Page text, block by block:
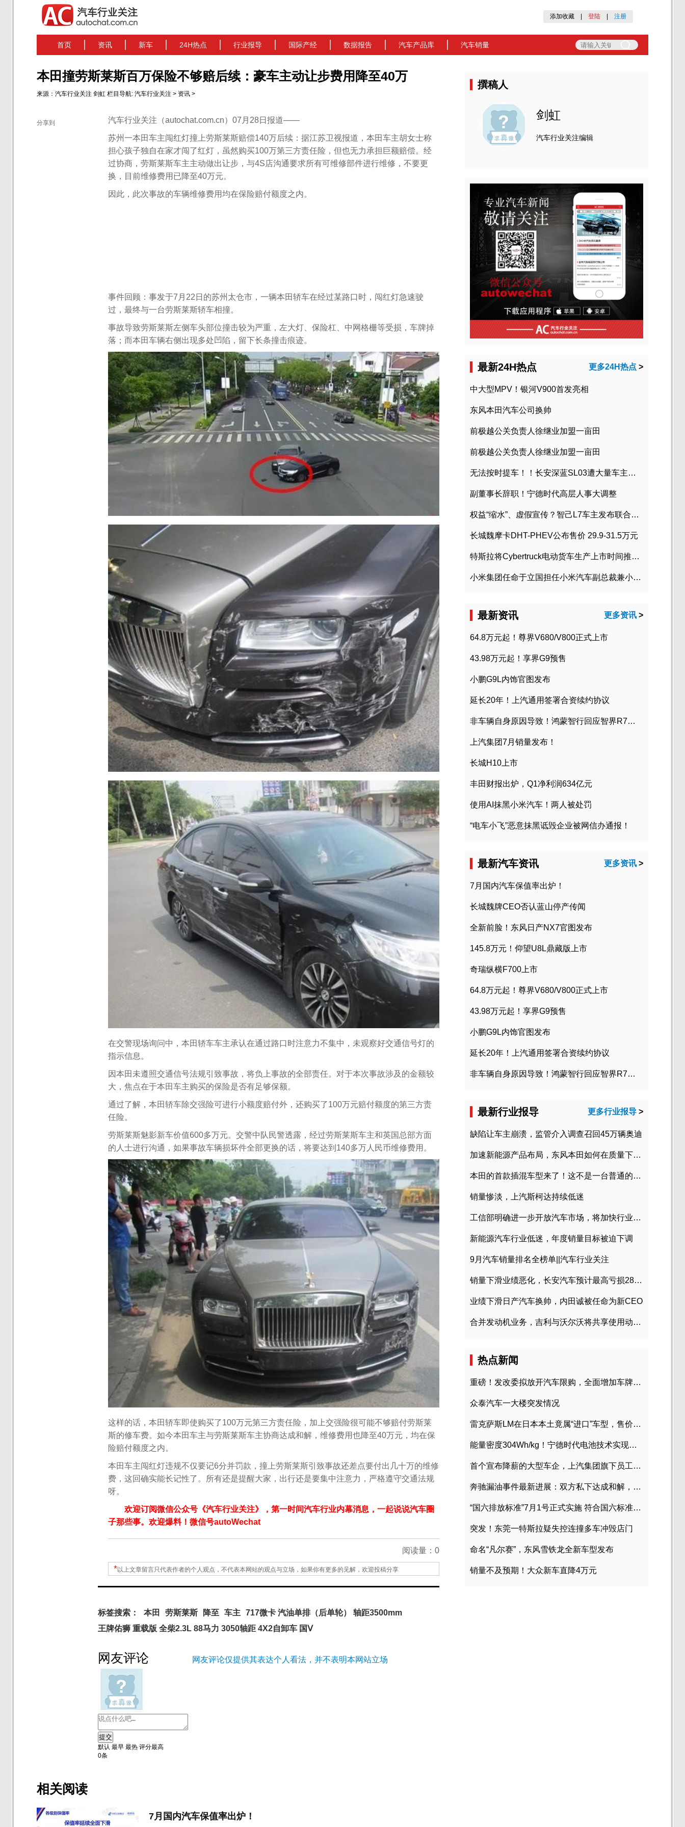
添加收藏 登陆 注册
首页 资讯 新车 24H热点 行业报导 国际产经 数据报告 汽车产品库 汽车销量
本田撞劳斯莱斯百万保险不够赔后续：豪车主动让步费用降至40万
来源： 汽车行业关注 剑虹 栏目导航: 汽车行业关注 > 资讯 >
分享到 汽车行业关注（autochat.com.cn）07月28日报道——
苏州一本田车主闯红灯撞上劳斯莱斯赔偿140万后续：据江苏卫视报道，本田车主胡女士称
担心孩子独自在家才闯了红灯，虽然购买100万第三方责任险，但也无力承担巨额赔偿。经
过协商，劳斯莱斯车主主动做出让步，与4S店沟通要求所有可维修部件进行维修，不要更
换，目前维修费用已降至40万元。
因此，此次事故的车辆维修费用均在保险赔付额度之内。
事件回顾：事发于7月22日的苏州太仓市，一辆本田轿车在经过某路口时，闯红灯急速驶
过，最终与一台劳斯莱斯轿车相撞。
事故导致劳斯莱斯左侧车头部位撞击较为严重，左大灯、保险杠、中网格栅等受损，车牌掉
落；而本田车辆右侧出现多处凹陷，留下长条撞击痕迹。
在交警现场询问中，本田轿车车主承认在通过路口时注意力不集中，未观察好交通信号灯的
指示信息。
因本田未遵照交通信号法规引致事故，将负上事故的全部责任。对于本次事故涉及的金额较
大，焦点在于本田车主购买的保险是否有足够保额。
通过了解，本田轿车除交强险可进行小额度赔付外，还购买了100万元赔付额度的第三方责
任险。
劳斯莱斯魅影新车价值600多万元。交警中队民警透露，经过劳斯莱斯车主和英国总部方面
的人士进行沟通，如果事故车辆损坏件全部更换的话，将要达到140多万人民币维修费用。
这样的话，本田轿车即使购买了100万元第三方责任险，加上交强险很可能不够赔付劳斯莱
斯的修车费。如今本田车主与劳斯莱斯车主协商达成和解，维修费用也降至40万元，均在保
险赔付额度之内。
本田车主闯红灯违规不仅要记6分并罚款，撞上劳斯莱斯引致事故还差点要付出几十万的维修
费，这回确实能长记性了。所有还是提醒大家，出行还是要集中注意力，严格遵守交通法规
呀。
欢迎订阅微信公众号《汽车行业关注》，第一时间汽车行业内幕消息，一起说说汽车圈
子那些事。欢迎爆料！微信号autoWechat
阅读量： 0
*以上文章留言只代表作者的个人观点，不代表本网站的观点与立场，如果你有更多的见解，欢迎投稿分享
标签搜索： 本田 劳斯莱斯 降至 车主 717微卡 汽油单排（后单轮） 轴距3500mm
王牌佑狮 重载版 全柴2.3L 88马力 3050轴距 4X2自卸车 国Ⅴ
网友评论 网友评论仅提供其表达个人看法，并不表明本网站立场
提交
默认 最早 最热 评分最高
0条
相关阅读
7月国内汽车保值率出炉！
撰稿人
剑虹
汽车行业关注编辑
最新24H热点 更多24H热点 >
中大型MPV！银河V900首发亮相
东风本田汽车公司换帅
前极越公关负责人徐继业加盟一亩田
前极越公关负责人徐继业加盟一亩田
无法按时提车！！长安深蓝SL03遭大量车主投诉
副董事长辞职！宁德时代高层人事大调整
权益“缩水”、虚假宣传？智己L7车主发布联合维权声明
长城魏摩卡DHT-PHEV公布售价 29.9-31.5万元
特斯拉将Cybertruck电动货车生产上市时间推迟到2023年初
小米集团任命于立国担任小米汽车副总裁兼小米汽车北京总部政委
最新资讯 更多资讯 >
64.8万元起！尊界V680/V800正式上市
43.98万元起！享界G9预售
小鹏G9L内饰官图发布
延长20年！上汽通用签署合资续约协议
非车辆自身原因导致！鸿蒙智行回应智界R7起火事故
上汽集团7月销量发布！
长城H10上市
丰田财报出炉，Q1净利润634亿元
使用AI抹黑小米汽车！两人被处罚
“电车小飞”恶意抹黑诋毁企业被网信办通报！
最新汽车资讯 更多资讯 >
7月国内汽车保值率出炉！
长城魏牌CEO否认蓝山停产传闻
全新前脸！东风日产NX7官图发布
145.8万元！仰望U8L鼎藏版上市
奇瑞纵横F700上市
64.8万元起！尊界V680/V800正式上市
43.98万元起！享界G9预售
小鹏G9L内饰官图发布
延长20年！上汽通用签署合资续约协议
非车辆自身原因导致！鸿蒙智行回应智界R7起火事故
最新行业报导 更多行业报导 >
缺陷让车主崩溃，监管介入调查召回45万辆奥迪
加速新能源产品布局，东风本田如何在质量下转型？
本田的首款插混车型来了！这不是一台普通的CR-V
销量惨淡，上汽斯柯达持续低迷
工信部明确进一步开放汽车市场，将加快行业兼并重组
新能源汽车行业低迷，年度销量目标被迫下调
9月汽车销量排名全榜单||汽车行业关注
销量下滑业绩恶化，长安汽车预计最高亏损28亿元
业绩下滑日产汽车换帅，内田诚被任命为新CEO
合并发动机业务，吉利与沃尔沃将共享使用动力总成
热点新闻
重磅！发改委拟放开汽车限购，全面增加车牌指标
众泰汽车一大楼突发情况
雷克萨斯LM在日本本土竟属“进口”车型，售价2580万日元
能量密度304Wh/kg！宁德时代电池技术实现突破
首个宣布降薪的大型车企，上汽集团旗下员工降薪文件曝光
奔驰漏油事件最新进展：双方私下达成和解，工商已介入调查
“国六排放标准”7月1号正式实施 符合国六标准车型目录一览
突发！东莞一特斯拉疑失控连撞多车冲毁店门
命名“凡尔赛”，东风雪铁龙全新车型发布
销量不及预期！大众新车直降4万元